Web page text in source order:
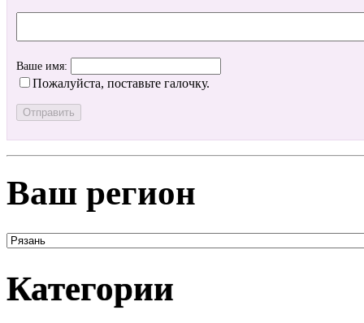
Ваше имя:
Пожалуйста, поставьте галочку.
Ваш регион
Категории